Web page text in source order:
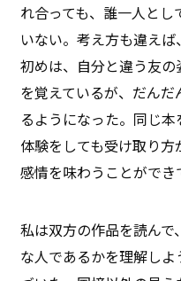
れ合っても、誰一人と
いない。考え方も違えば
初めは、自分と違う友
を覚えているが、だん
るようになった。同じ
体験をしても受け取り
感情を味わうことができ
私は双方の作品を読ん
な人であるかを理解し